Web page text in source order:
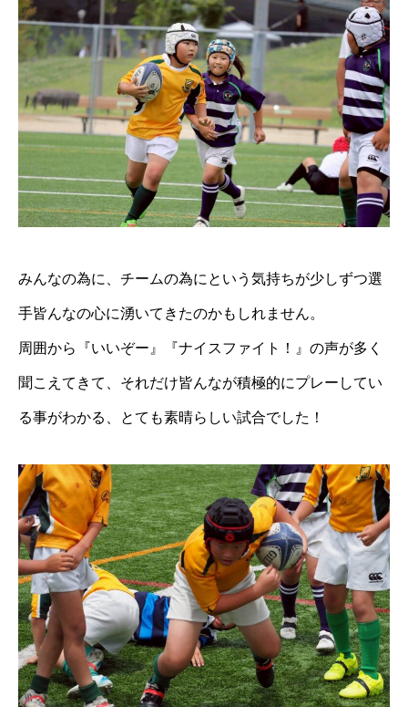
みんなの為に、チームの為にという気持ちが少しずつ選
手皆んなの心に湧いてきたのかもしれません。
周囲から『いいぞー』『ナイスファイト！』の声が多く
聞こえてきて、それだけ皆んなが積極的にプレーしてい
る事がわかる、とても素晴らしい試合でした！